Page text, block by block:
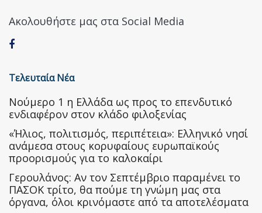
Ακολουθήστε μας στα Social Media
Τελευταία Νέα
Nούμερο 1 η Ελλάδα ως προς το επενδυτικό
ενδιαφέρον στον κλάδο φιλοξενίας
«Ήλιος, πολιτισμός, περιπέτεια»: Ελληνικό νησί
ανάμεσα στους κορυφαίους ευρωπαϊκούς
προορισμούς για το καλοκαίρι
Γερουλάνος: Αν τον Σεπτέμβριο παραμένει το
ΠΑΣΟΚ τρίτο, θα πούμε τη γνώμη μας στα
όργανα, όλοι κρινόμαστε από τα αποτελέσματα